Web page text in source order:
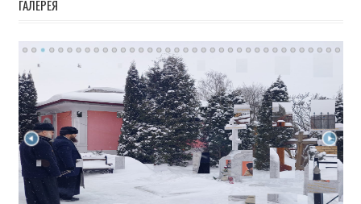
ГАЛЕРЕЯ